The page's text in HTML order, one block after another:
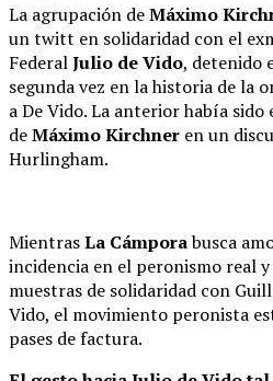
La agrupación deMáximo
un twitt en solidaridad con el
FederalJulio de Vido, detenido
segunda vez en la historia de la
a De Vido. La anterior había
deMáximo Kirchner en un
Hurlingham.
MientrasLa Cámporabusca
incidencia en el peronismo real
muestras de solidaridad con
Vido, el movimiento peronista
pases de factura.